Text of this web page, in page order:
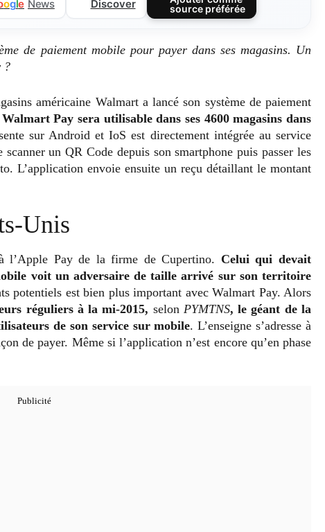
ogle News Discover
source préférée
de paiement mobile pour payer dans ses magasins. Un
?
américaine Walmart a lancé son système de paiement
Pay sera utilisable dans ses 4600 magasins dans
sur Android et IoS est directement intégrée au service
un QR Code depuis son smartphone puis passer les
L’application envoie ensuite un reçu détaillant le montant
Unis
l’Apple Pay de la firme de Cupertino. Celui qui devait
voit un adversaire de taille arrivé sur son territoire
potentiels est bien plus important avec Walmart Pay. Alors
réguliers à la mi-2015, selon PYMTNS, le géant de la
de son service sur mobile. L’enseigne s’adresse à
de payer. Même si l’application n’est encore qu’en phase